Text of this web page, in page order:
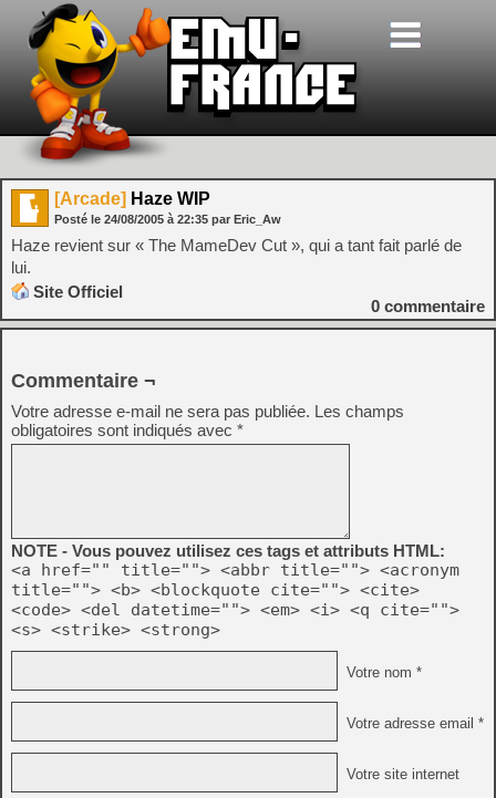
[Arcade] Haze WIP
Posté le 24/08/2005 à 22:35 par Eric_Aw
Haze revient sur « The MameDev Cut », qui a tant fait parlé de
lui.
Site Officiel
0 commentaire
Commentaire ¬
Votre adresse e-mail ne sera pas publiée. Les champs
obligatoires sont indiqués avec *
NOTE - Vous pouvez utilisez ces tags et attributs HTML:
<a href="" title=""> <abbr title=""> <acronym
title=""> <b> <blockquote cite=""> <cite>
<code> <del datetime=""> <em> <i> <q cite="">
<s> <strike> <strong>
Votre nom *
Votre adresse email *
Votre site internet